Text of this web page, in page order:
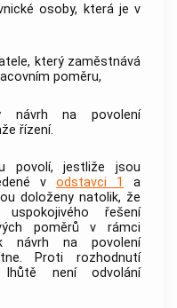
osoby, která je v
který zaměstnává
poměru,
návrh na povolení
řízení.
povolí, jestliže jsou
vodstavci 1
a
doloženy natolik, že
řešení
poměrů v rámci
návrh na povolení
Proti rozhodnutí
není odvolání